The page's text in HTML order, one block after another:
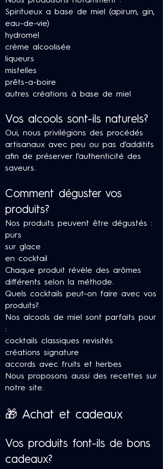
Spiritueux a base de miel (apirum, gin,
eau-de-vie)
hydromel
crème alcoolisée
liqueurs
mistelles
prêts-a-boire
autres créations à base de miel
Vos alcools sont-ils naturels?
Oui, nous privilégions des procédés
artisanaux avec peu ou pas d’additifs
afin de préserver l’authenticité des
saveurs.
Comment déguster vos
produits?
Nos produits peuvent être dégustés :
purs
sur glace
en cocktail
Chaque produit révèle des arômes
différents selon la méthode.
Quels cocktails peut-on faire avec vos
produits?
Nos alcools de miel sont parfaits pour
:
cocktails classiques revisités
créations signature
accords avec fruits et herbes
Nous proposons aussi des recettes sur
notre site.
🎁 Achat et cadeaux
Vos produits font-ils de bons
cadeaux?